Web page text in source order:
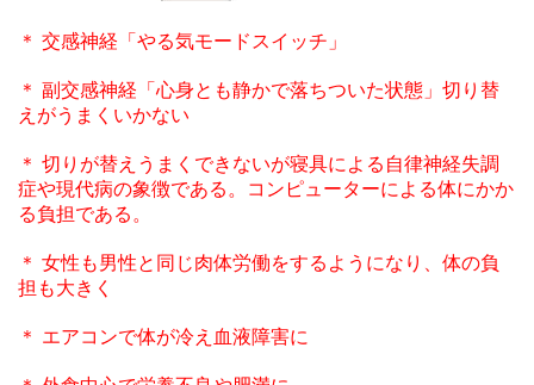
＊ 交感神経「やる気モードスイッチ」
＊ 副交感神経「心身とも静かで落ちついた状態」切り替
えがうまくいかない
＊ 切りが替えうまくできないが寝具による自律神経失調
症や現代病の象徴である。コンピューターによる体にかか
る負担である。
＊ 女性も男性と同じ肉体労働をするようになり、体の負
担も大きく
＊ エアコンで体が冷え血液障害に